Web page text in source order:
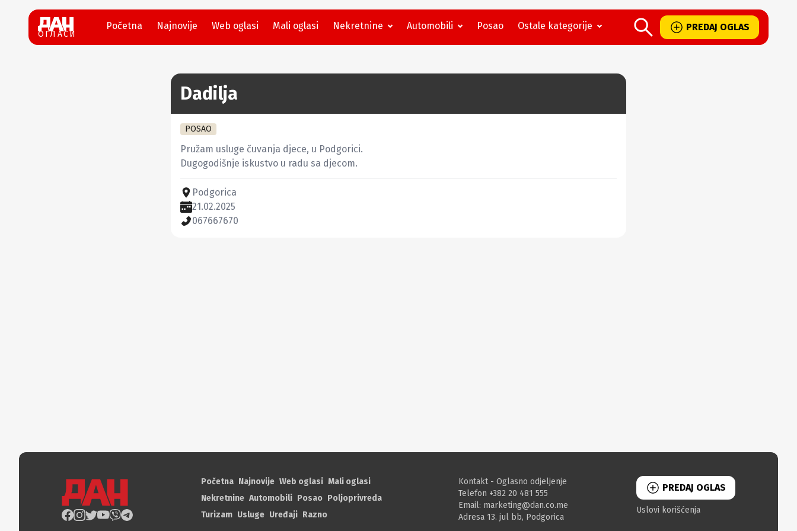
ОГЛАСИ
Početna Najnovije Web oglasi Mali oglasi Nekretnine Automobili Posao Ostale kategorije PREDAJ OGLAS
Dadilja
POSAO
Pružam usluge čuvanja djece, u Podgorici.
Dugogodišnje iskustvo u radu sa djecom.
Podgorica
21.02.2025
067667670
Početna Najnovije Web oglasi Mali oglasi
Nekretnine Automobili Posao Poljoprivreda
Turizam Usluge Uređaji Razno
Kontakt - Oglasno odjeljenje
Telefon +382 20 481 555
Email: marketing@dan.co.me
Adresa 13. jul bb, Podgorica
PREDAJ OGLAS
Uslovi korišćenja